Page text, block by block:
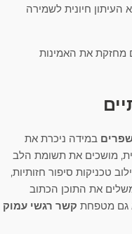
חיונית לשמירה
מחזקת את האמינות
במידה ניכרת את
מושכים את תשומת הלב
טכניקות סיפור חזותיות,
את התוכן הכתוב
גם מטפחת קשר רגשי עמוק